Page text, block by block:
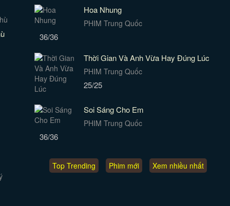
Hoa Nhung
PHIM Trung Quốc
36/36
Thời Gian Và Anh Vừa Hay Đúng Lúc
PHIM Trung Quốc
25/25
Soi Sáng Cho Em
PHIM Trung Quốc
36/36
Top Trending Phim mới Xem nhiều nhất